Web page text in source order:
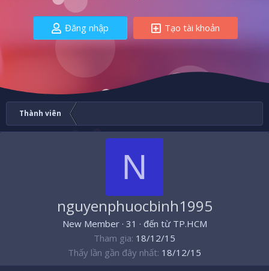
Đăng nhập Tạo tài khoản
Thành viên
N
nguyenphuocbinh1995
New Member · 31 · đến từ TP.HCM
Tham gia 18/12/15
Thấy lần gần đây nhất 18/12/15